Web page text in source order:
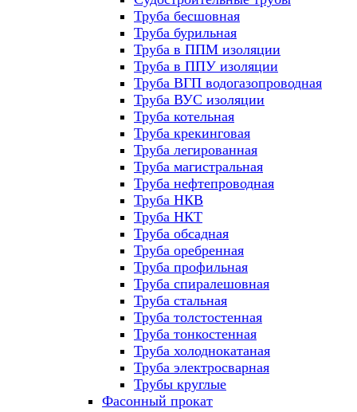
Труба бесшовная
Труба бурильная
Труба в ППМ изоляции
Труба в ППУ изоляции
Труба ВГП водогазопроводная
Труба ВУС изоляции
Труба котельная
Труба крекинговая
Труба легированная
Труба магистральная
Труба нефтепроводная
Труба НКВ
Труба НКТ
Труба обсадная
Труба оребренная
Труба профильная
Труба спиралешовная
Труба стальная
Труба толстостенная
Труба тонкостенная
Труба холоднокатаная
Труба электросварная
Трубы круглые
Фасонный прокат